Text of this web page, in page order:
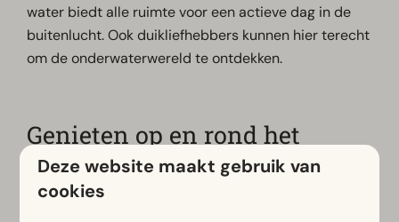
water biedt alle ruimte voor een actieve dag in de
buitenlucht. Ook duikliefhebbers kunnen hier terecht
om de onderwaterwereld te ontdekken.
Genieten op en rond het
water
Rondom de plassen vind je mooie stranden en
Deze website maakt gebruik van
cookies